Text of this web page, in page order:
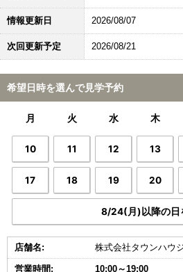
情報更新日 2026/08/07
次回更新予定 2026/08/21
希望日時を選んで見学予約
月 火 水 木
10 11 12 13
17 18 19 20
8/24(月)以降の日
店舗名: 株式会社タウンハウ
営業時間: 10:00～19:00